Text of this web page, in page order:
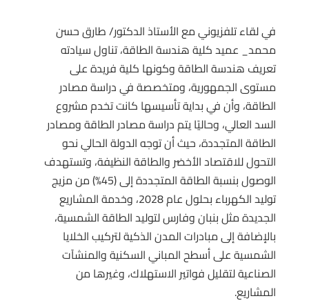
في لقاء تلفزيوني مع الأستاذ الدكتور/ طارق حسن
محمد_ عميد كلية هندسة الطاقة، تناول سيادته
تعريف هندسة الطاقة وكونها كلية فريدة على
مستوى الجمهورية، ومتخصصة في دراسة مصادر
الطاقة، وأن في بداية تأسيسها كانت تخدم مشروع
السد العالي، وحاليًا يتم دراسة مصادر الطاقة ومصادر
الطاقة المتجددة، حيث أن توجه الدولة الحالي نحو
التحول للاقتصاد الأخضر والطاقة النظيفة، وتستهدف
الوصول بنسبة الطاقة المتجددة إلى (45%) من مزيج
توليد الكهرباء بحلول عام 2028، وخدمة المشاريع
الجديدة مثل بنبان وفارس لتوليد الطاقة الشمسية،
بالإضافة إلى مبادرات المدن الذكية لتركيب الخلايا
الشمسية على أسطح المباني السكنية والمنشآت
الصناعية لتقليل فواتير الاستهلاك، وغيرها من
المشاريع.